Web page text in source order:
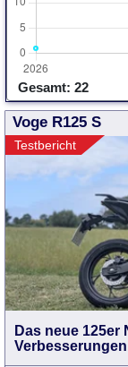
Gesamt: 22
Voge R125 S
Testbericht
Das neue